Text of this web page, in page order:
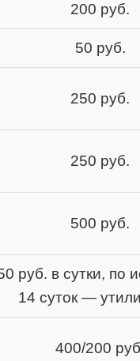
200 руб.
50 руб.
250 руб.
250 руб.
500 руб.
руб. в сутки, по
14 суток —
400/200